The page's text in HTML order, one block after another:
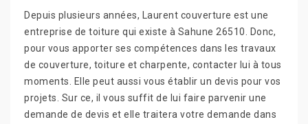
Depuis plusieurs années, Laurent couverture est une
entreprise de toiture qui existe à Sahune 26510. Donc,
pour vous apporter ses compétences dans les travaux
de couverture, toiture et charpente, contacter lui à tous
moments. Elle peut aussi vous établir un devis pour vos
projets. Sur ce, il vous suffit de lui faire parvenir une
demande de devis et elle traitera votre demande dans